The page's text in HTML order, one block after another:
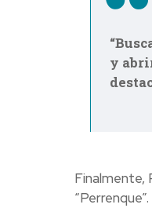
y
Finalmente,